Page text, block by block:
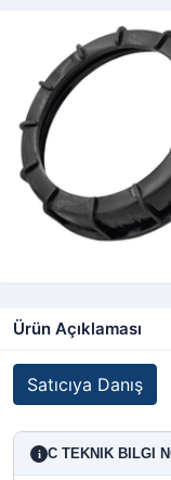
Ürün Açıklaması
Satıcıya Danış
i C TEKNIK BILGI